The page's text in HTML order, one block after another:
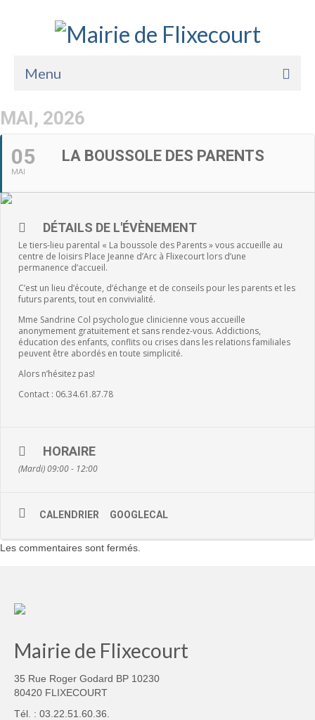
Menu
Accueil
Enfance Jeunesse
Sports Loisirs et Culture
MAI, 2026
05
MAI
LA BOUSSOLE DES PARENTS
DÉTAILS DE L'ÉVÈNEMENT
Le tiers-lieu parental « La boussole des Parents » vous accueille au
centre de loisirs Place Jeanne d’Arc à Flixecourt lors d’une
permanence d’accueil.
C’est un lieu d’écoute, d’échange et de conseils pour les parents et les
futurs parents, tout en convivialité.
Mme Sandrine Col psychologue clinicienne vous accueille
anonymement gratuitement et sans rendez-vous. Addictions,
éducation des enfants, conflits ou crises dans les relations familiales
peuvent être abordés en toute simplicité.
Alors n’hésitez pas!
Contact : 06.34.61.87.78
HORAIRE
(Mardi) 09:00 - 12:00
CALENDRIER GOOGLECAL
Les commentaires sont fermés.
Mairie de Flixecourt
35 Rue Roger Godard BP 10230
80420 FLIXECOURT
Tél. : 03.22.51.60.36.